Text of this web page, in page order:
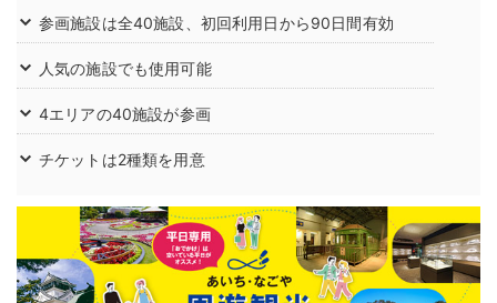
参画施設は全40施設、初回利用日から90日間有効
人気の施設でも使用可能
4エリアの40施設が参画
チケットは2種類を用意